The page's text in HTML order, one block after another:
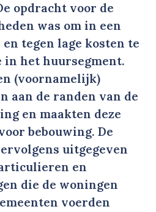
opdracht voor de
was om in een
tegen lage kosten te
in het huursegment.
(voornamelijk)
aan de randen van de
en maakten deze
bebouwing. De
uitgegeven
en
die de woningen
voerden